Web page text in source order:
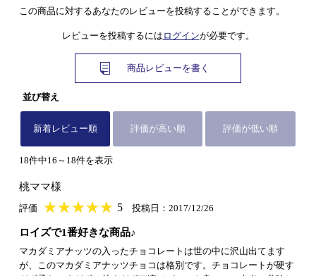
この商品に対するあなたのレビューを投稿することができます。
レビューを投稿するには ログインが必要です。
商品レビューを書く
並び替え
新着レビュー順 評価が高い順 評価が低い順
18件中16～18件を表示
桃ママ様
評価 ★★★★★
★★★★★ 5 投稿日：2017/12/26
ロイズで1番好きな商品♪
マカダミアナッツの入ったチョコレートは世の中に沢山出てます
が、このマカダミアナッツチョコは格別です。チョコレートが硬す